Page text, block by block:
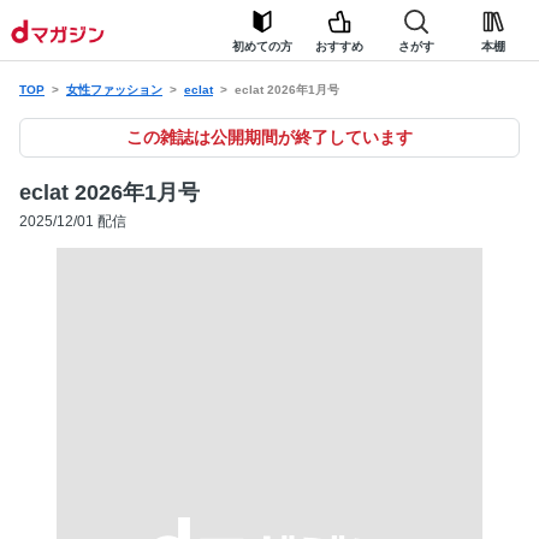
初めての方 おすすめ さがす 本棚
TOP 女性ファッション eclat eclat 2026年1月号
この雑誌は公開期間が終了しています
eclat 2026年1月号
2025/12/01 配信